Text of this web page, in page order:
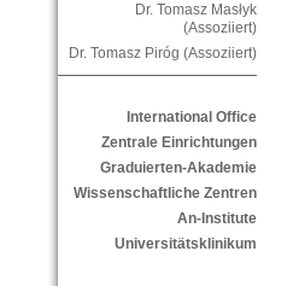
Dr. Tomasz Masłyk
(Assoziiert)
Dr. Tomasz Piróg (Assoziiert)
International Office
Zentrale Einrichtungen
Graduierten-Akademie
Wissenschaftliche Zentren
An-Institute
Universitätsklinikum